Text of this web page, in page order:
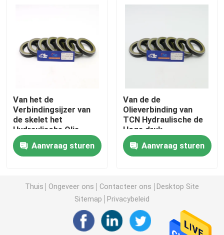
De hydraulische uitrusting van de brekerverbinding
Graafwerktuig Seal Kit
De Verbindingsuitrusting van KOMATSU
Hydraulisch Rod Seal
Hydraulische Stofverbinding
Hydraulische Zuigerverbinding
Van het de
Verbindingsijzer van
de skelet het
Hydraulische Olie
Rubbermateriaal voor
Graafwerktuig
Aanvraag sturen
Van de de
Olieverbinding van
TCN Hydraulische de
Hoge druk
Rubberverbinding op
hoge temperatuur
Aanvraag sturen
Thuis Ongeveer ons Contacteer ons
Desktop Site
Sitemap
Privacybeleid